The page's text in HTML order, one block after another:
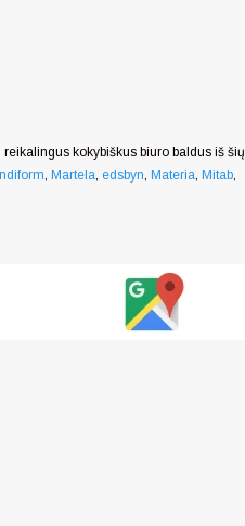
kokybiškus biuro baldus iš šių
Martela edsbyn Materia Mitab